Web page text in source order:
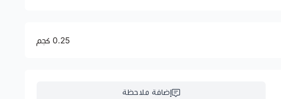
0.25 كجم
إضافة ملاحظة